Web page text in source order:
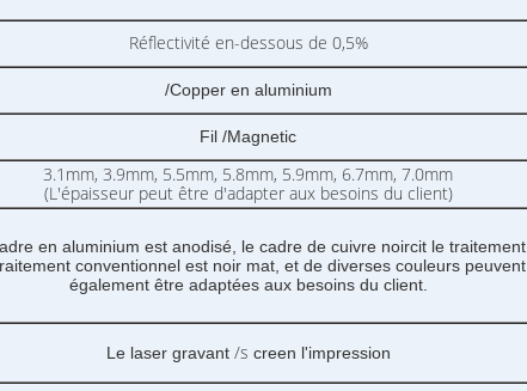
Réflectivité en-dessous de 0,5%
/Copper en aluminium
Fil /Magnetic
3.1mm, 3.9mm, 5.5mm, 5.8mm, 5.9mm, 6.7mm, 7.0mm
(L'épaisseur peut être d'adapter aux besoins du client)
en aluminium est anodisé, le cadre de cuivre noircit le traitement,
conventionnel est noir mat, et de diverses couleurs peuvent
également être adaptées aux besoins du client.
Le laser gravant/s creen l'impression